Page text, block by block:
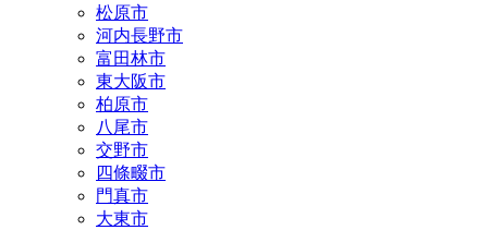
松原市
河内長野市
富田林市
東大阪市
柏原市
八尾市
交野市
四條畷市
門真市
大東市